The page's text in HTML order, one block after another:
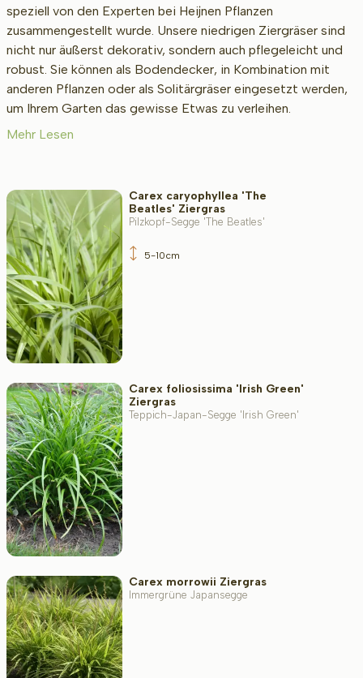
Erwachsenengröße (cm)
Standort
Wuchsform
Anwendung
Blütenfarbe
Blütezeit
Blattfarbe
Widerstandsfähigkeit
speziell von den Experten bei Heijnen Pflanzen
zusammengestellt wurde. Unsere niedrigen Ziergräser sind
nicht nur äußerst dekorativ, sondern auch pflegeleicht und
robust. Sie können als Bodendecker, in Kombination mit
anderen Pflanzen oder als Solitärgräser eingesetzt werden,
um Ihrem Garten das gewisse Etwas zu verleihen.
Mehr Lesen
Carex caryophyllea 'The
Beatles' Ziergras
Pilzkopf-Segge 'The Beatles'
5-10cm
Carex foliosissima 'Irish Green'
Ziergras
Teppich-Japan-Segge 'Irish Green'
Carex morrowii Ziergras
Immergrüne Japansegge